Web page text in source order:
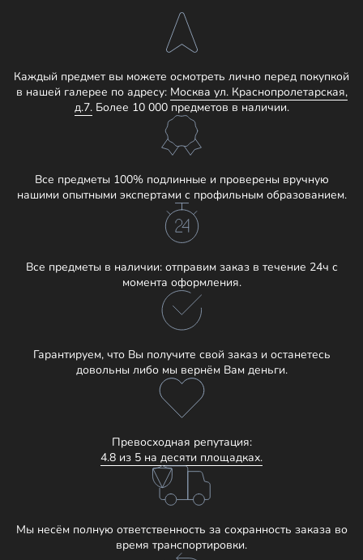
Каждый предмет вы можете осмотреть лично перед покупкой
в нашей галерее по адресу: Москва ул. Краснопролетарская,
д.7.Более 10 000 предметов в наличии.
Все предметы 100% подлинные и проверены вручную
нашими опытными экспертами с профильным образованием.
Все предметы в наличии: отправим заказ в течение 24ч с
момента оформления.
Гарантируем, что Вы получите свой заказ и останетесь
довольны либо мы вернём Вам деньги.
Превосходная репутация:
4.8 из 5 на десяти площадках.
Мы несём полную ответственность за сохранность заказа во
время транспортировки.